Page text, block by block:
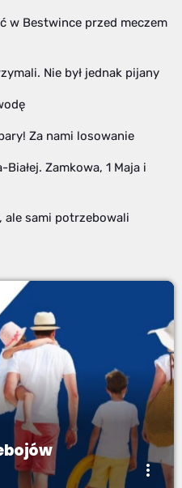
w Bestwince przed meczem
Nie był jednak pijany
Za nami losowanie
Zamkowa, 1 Maja i
ale sami potrzebowali
more_vert